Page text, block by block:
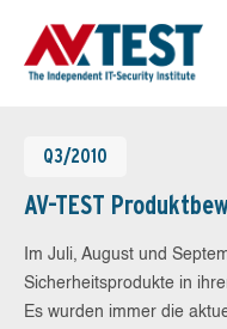
Q3/2010
AV-TEST
Im Juli, August und
Sicherheitsprodukte in
Es wurden immer die